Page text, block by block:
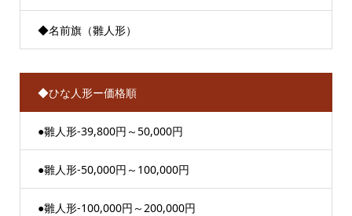
◆名前旗（雛人形）
◆ひな人形ー価格順
●雛人形-39,800円～50,000円
●雛人形-50,000円～100,000円
●雛人形-100,000円～200,000円